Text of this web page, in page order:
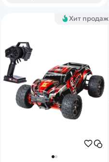
двигателя, а также
оптимальным соотношением
Хит продаж